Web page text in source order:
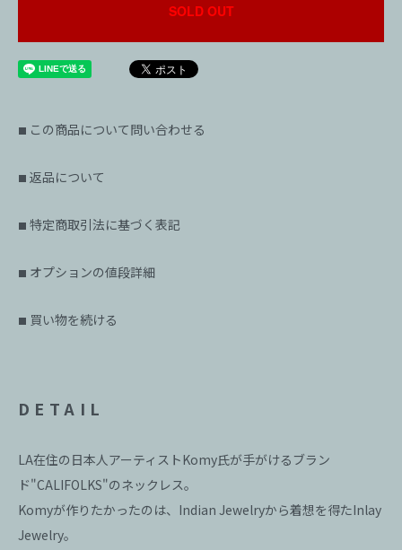
SOLD OUT
■ この商品について問い合わせる
■ 返品について
■ 特定商取引法に基づく表記
■ オプションの値段詳細
■ 買い物を続ける
DETAIL
LA在住の日本人アーティストKomy氏が手がけるブラン
ド"CALIFOLKS"のネックレス。
Komyが作りたかったのは、Indian Jewelryから着想を得たInlay
Jewelry。